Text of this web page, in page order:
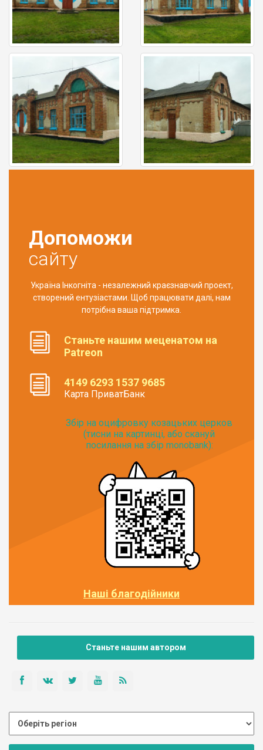
Допоможи
сайту
Україна Інкогніта - незалежний краєзнавчий проект,
створений ентузіастами. Щоб працювати далі, нам
потрібна ваша підтримка.
Станьте нашим меценатом на
Patreon
4149 6293 1537 9685
Карта ПриватБанк
Збір на оцифровку козацьких церков
(тисни на картинці, або скануй
посилання на збір monobank):
Наші благодійники
Станьте нашим автором